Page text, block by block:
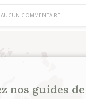
AUCUN COMMENTAIRE
nos guides